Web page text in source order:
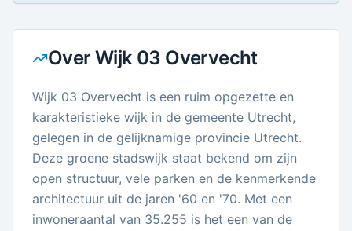
Over Wijk 03 Overvecht
Wijk 03 Overvecht is een ruim opgezette en
karakteristieke wijk in de gemeente Utrecht,
gelegen in de gelijknamige provincie Utrecht.
Deze groene stadswijk staat bekend om zijn
open structuur, vele parken en de kenmerkende
architectuur uit de jaren '60 en '70. Met een
inwoneraantal van 35.255 is het een van de